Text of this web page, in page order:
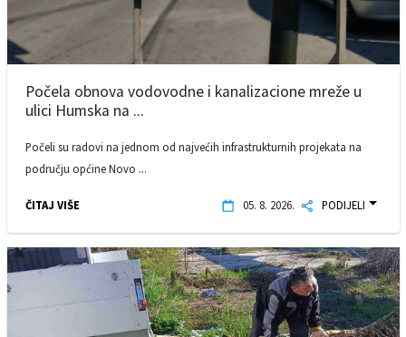
Počela obnova vodovodne i kanalizacione mreže u
ulici Humska na ...
Počeli su radovi na jednom od najvećih infrastrukturnih projekata na
području općine Novo ...
ČITAJ VIŠE 05. 8. 2026. PODIJELI